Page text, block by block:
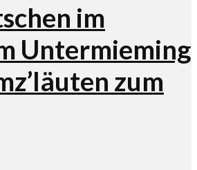
im
Untermieming
zum